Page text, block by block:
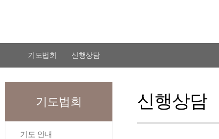
기도법회 신행상담
기도법회
기도 안내
신행상담